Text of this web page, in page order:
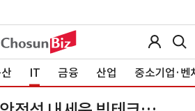
IT 금융 산업 중소기업·벤